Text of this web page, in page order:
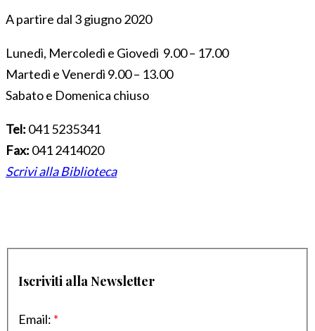
A partire dal 3 giugno 2020
Lunedì, Mercoledì e Giovedì 9.00 – 17.00
Martedì e Venerdì 9.00 – 13.00
Sabato e Domenica chiuso
Tel: 041 5235341
Fax: 041 2414020
Scrivi alla Biblioteca
Iscriviti alla Newsletter
Email: *